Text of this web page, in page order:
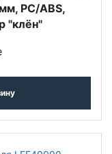
PC/ABS,
"клён"